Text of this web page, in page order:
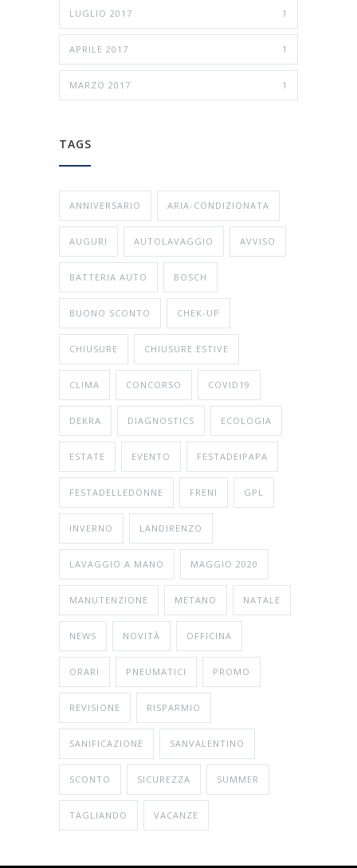
LUGLIO 2017 1
APRILE 2017 1
MARZO 2017 1
TAGS
ANNIVERSARIO ARIA-CONDIZIONATA
AUGURI AUTOLAVAGGIO AVVISO
BATTERIA AUTO BOSCH
BUONO SCONTO CHEK-UP
CHIUSURE CHIUSURE ESTIVE
CLIMA CONCORSO COVID19
DEKRA DIAGNOSTICS ECOLOGIA
ESTATE EVENTO FESTADEIPAPA
FESTADELLEDONNE FRENI GPL
INVERNO LANDIRENZO
LAVAGGIO A MANO MAGGIO 2020
MANUTENZIONE METANO NATALE
NEWS NOVITÀ OFFICINA
ORARI PNEUMATICI PROMO
REVISIONE RISPARMIO
SANIFICAZIONE SANVALENTINO
SCONTO SICUREZZA SUMMER
TAGLIANDO VACANZE